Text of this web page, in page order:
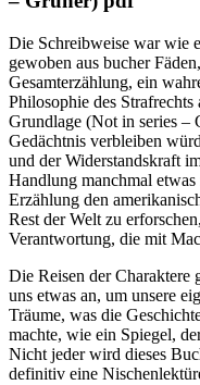
Die Schreibweise war wie
gewoben aus bucher
Gesamterzählung, ein
Philosophie des
Grundlage (Not in series –
Gedächtnis verbleiben
und der Widerstandskraft
Handlung manchmal etwas
Erzählung den
Rest der Welt zu
Verantwortung, die mit
Die Reisen der Charaktere
uns etwas an, um unsere
Träume, was die
machte, wie ein Spiegel,
Nicht jeder wird dieses
definitiv eine